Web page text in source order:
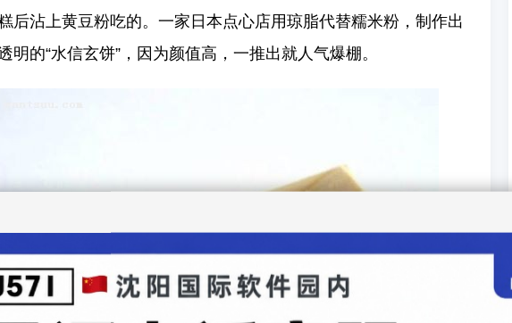
后沾上黄豆粉吃的。一家日本点心店用琼脂代替糯米粉，制作出
明的“水信玄饼”，因为颜值高，一推出就人气爆棚。